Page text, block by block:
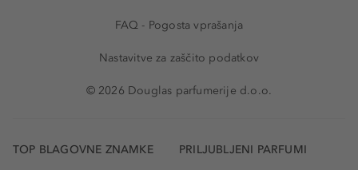
FAQ - Pogosta vprašanja
Nastavitve za zaščito podatkov
© 2026 Douglas parfumerije d.o.o.
TOP BLAGOVNE ZNAMKE PRILJUBLJENI PARFUMI